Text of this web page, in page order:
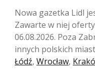
Nowa gazetka Lidl
Zawarte w niej
06.08.2026. Poza
innych polskich
Łódź, Wrocław,